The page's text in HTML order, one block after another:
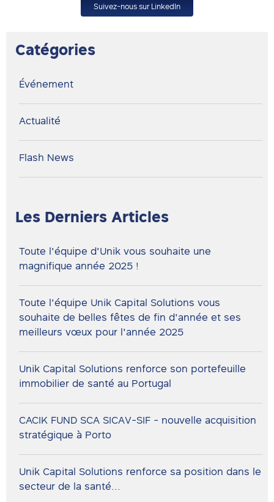
Suivez-nous sur LinkedIn
Catégories
Événement
Actualité
Flash News
Les Derniers Articles
Toute l'équipe d'Unik vous souhaite une
magnifique année 2025 !
Toute l'équipe Unik Capital Solutions vous
souhaite de belles fêtes de fin d'année et ses
meilleurs vœux pour l'année 2025
Unik Capital Solutions renforce son portefeuille
immobilier de santé au Portugal
CACIK FUND SCA SICAV-SIF - nouvelle acquisition
stratégique à Porto
Unik Capital Solutions renforce sa position dans le
secteur de la santé...